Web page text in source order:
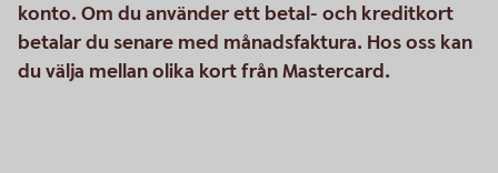
konto. Om du använder ett betal- och kreditkort
betalar du senare med månadsfaktura. Hos oss kan
du välja mellan olika kort från Mastercard.